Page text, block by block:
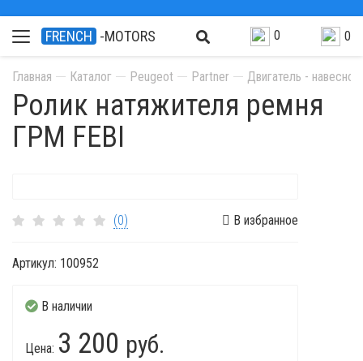
FRENCH -MOTORS 0 0
Главная Каталог Peugeot Partner Двигатель -
Ролик натяжителя ремня
ГРМ FEBI
(0) В избранное
Артикул: 100952
В наличии
Цена: 3 200 руб.